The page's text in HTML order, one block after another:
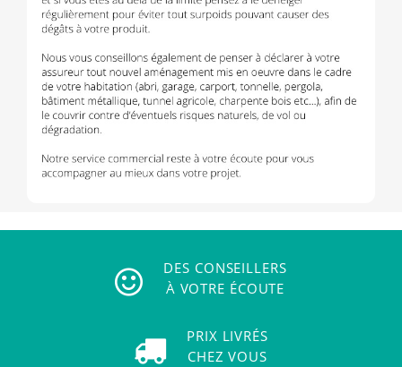
DES CONSEILLERS
À VOTRE ÉCOUTE
PRIX LIVRÉS
CHEZ VOUS